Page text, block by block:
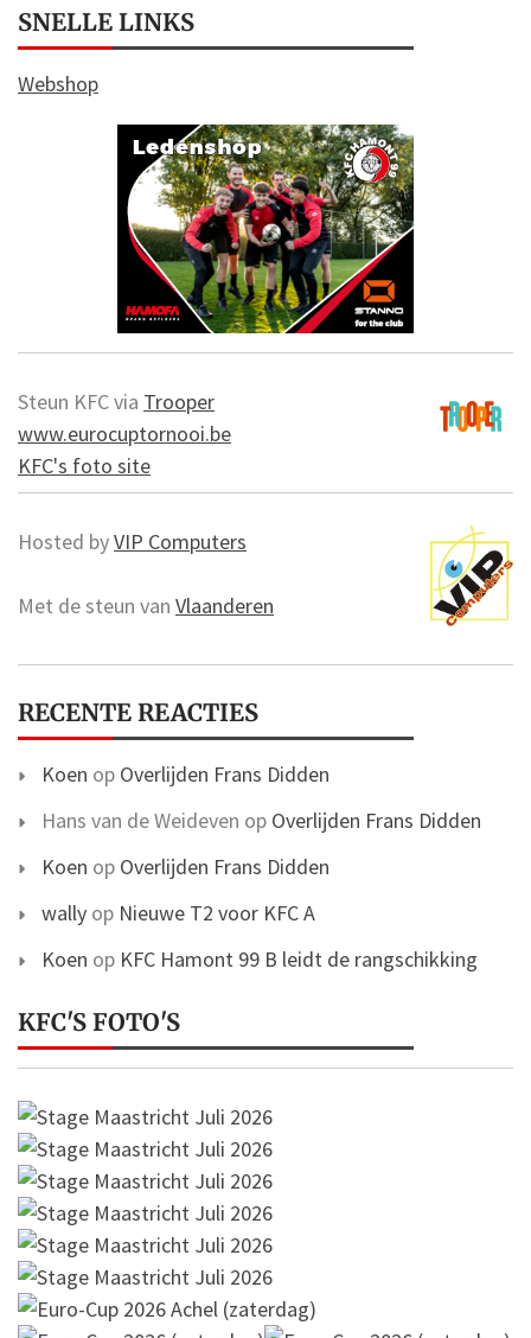
SNELLE LINKS
Webshop
Steun KFC via Trooper
www.eurocuptornooi.be
KFC's foto site
Hosted byVIP Computers
Met de steun van Vlaanderen
RECENTE REACTIES
Koen op Overlijden Frans Didden
Hans van de Weideven op Overlijden Frans Didden
Koen op Overlijden Frans Didden
wally op Nieuwe T2 voor KFC A
Koen op KFC Hamont 99 B leidt de rangschikking
KFC'S FOTO'S